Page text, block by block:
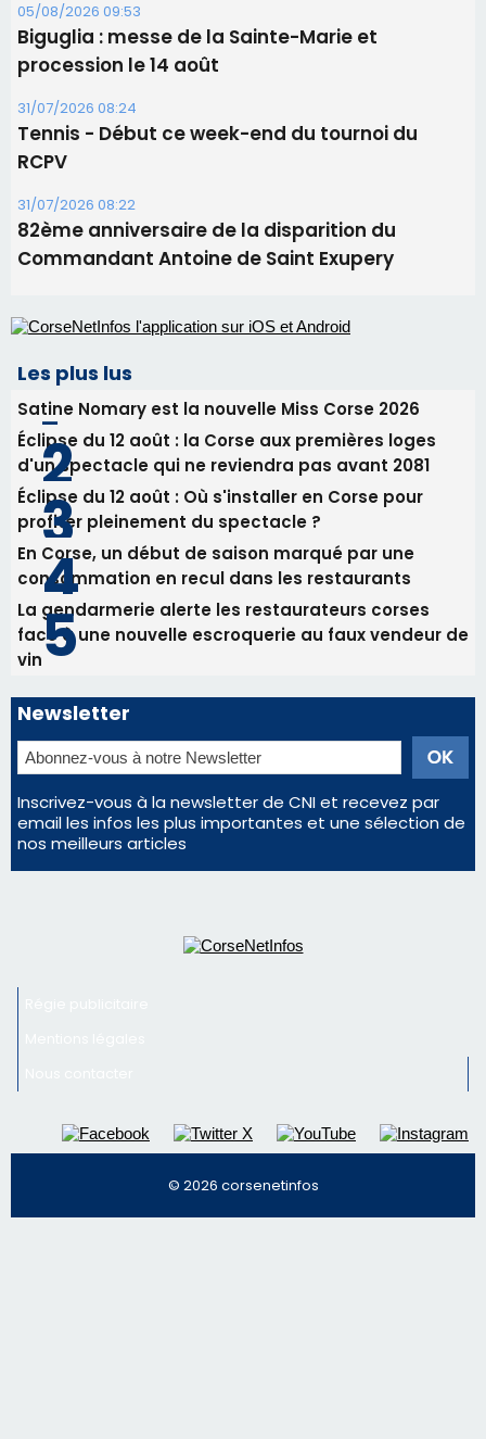
05/08/2026 09:53
Biguglia : messe de la Sainte-Marie et
procession le 14 août
31/07/2026 08:24
Tennis - Début ce week-end du tournoi du
RCPV
31/07/2026 08:22
82ème anniversaire de la disparition du
Commandant Antoine de Saint Exupery
Les plus lus
Satine Nomary est la nouvelle Miss Corse 2026
Éclipse du 12 août : la Corse aux premières loges
d'un spectacle qui ne reviendra pas avant 2081
Éclipse du 12 août : Où s'installer en Corse pour
profiter pleinement du spectacle ?
En Corse, un début de saison marqué par une
consommation en recul dans les restaurants
La gendarmerie alerte les restaurateurs corses
face à une nouvelle escroquerie au faux vendeur de
vin
Newsletter
Inscrivez-vous à la newsletter de CNI et recevez par
email les infos les plus importantes et une sélection de
nos meilleurs articles
© 2026 corsenetinfos